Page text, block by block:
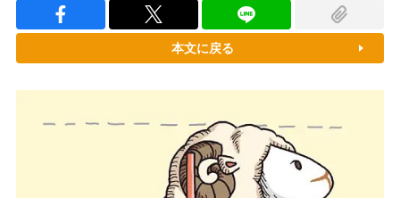
本文に戻る